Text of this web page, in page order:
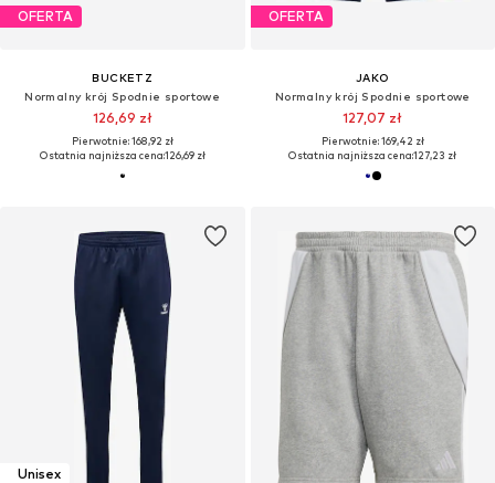
OFERTA
BUCKETZ
Normalny krój Spodnie sportowe
126,69 zł
Pierwotnie: 168,92 zł
Ostatnia najniższa cena:126,69 zł
OFERTA
JAKO
Normalny krój Spodnie sportowe
127,07 zł
Pierwotnie: 169,42 zł
Ostatnia najniższa cena:127,23 zł
Unisex